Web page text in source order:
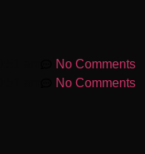
No Comments
No Comments